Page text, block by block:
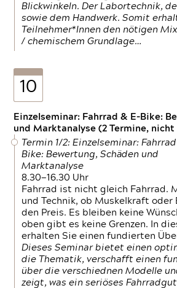
Blickwinkeln. Der Labortechnik,
sowie dem Handwerk. Somit
Teilnehmer*Innen den nötigen
/ chemischem Grundlage…
10
Einzelseminar: Fahrrad & E-Bike:
und Marktanalyse (2 Termine,
Termin 1/2: Einzelseminar:
Bike: Bewertung, Schäden und
Marktanalyse
8.30—16.30 Uhr
Fahrrad ist nicht gleich Fahrrad.
und Technik, ob Muskelkraft oder
den Preis. Es bleiben keine
oben gibt es keine Grenzen. In
erhalten Sie einen fundierten
Dieses Seminar bietet einen
die Thematik, verschafft einen
über die verschiednen Modelle
zeigt, was ein seriöses